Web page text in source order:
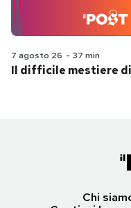
7 agosto 26 - 37 min
Il difficile mestiere
Chi